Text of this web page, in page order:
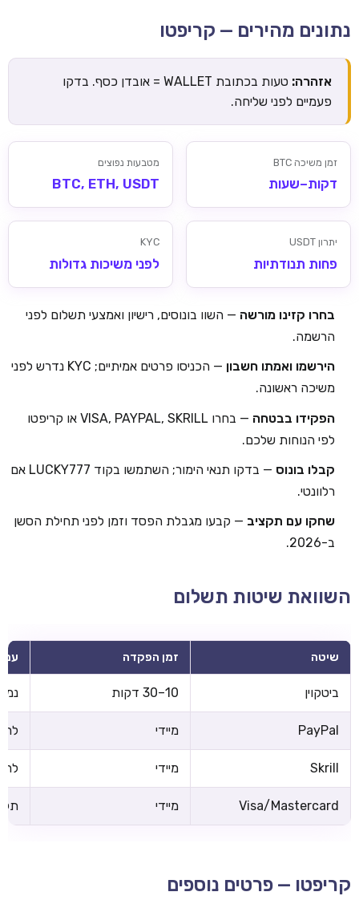
נתונים מהירים — קריפטו
אזהרה:
טעות בכתובת WALLET = אובדן כסף. בדקו
פעמיים לפני שליחה.
זמן משיכה BTC
דקות–שעות
מטבעות נפוצים
BTC, ETH, USDT
יתרון USDT
פחות תנודתיות
KYC
לפני משיכות גדולות
בחרו קזינו מורשה — השוו בונוסים, רישיון ואמצעי תשלום לפני
הרשמה.
הירשמו ואמתו חשבון
— הכניסו פרטים אמיתיים; KYC נדרש לפני
משיכה ראשונה.
הפקידו בבטחה
— בחרו VISA, PAYPAL, SKRILL או קריפטו
לפי הנוחות שלכם.
קבלו בונוס
— בדקו תנאי הימור; השתמשו בקוד LUCKY777 אם
רלוונטי.
שחקו עם תקציב — קבעו מגבלת הפסד וזמן לפני תחילת הסשן
ב-2026.
השוואת שיטות תשלום
שיטה זמן הפקדה
ביטקוין 10–30 דקות
PayPal מיידי
Skrill מיידי
Visa/Mastercard מיידי
קריפטו — פרטים נוספים